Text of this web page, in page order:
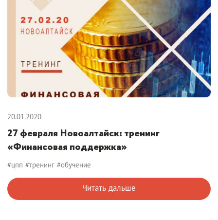
20.01.2020
27 февраля Новоалтайск: тренинг
«Финансовая поддержка»
#цпп #тренинг #обучение
Читать дальше